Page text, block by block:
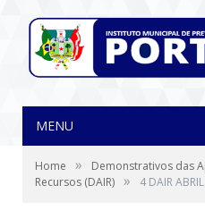
MENU
Home »
Demonstrativos das
Recursos (DAIR) » 4 DAIR